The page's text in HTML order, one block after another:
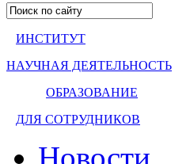
ИНСТИТУТ
НАУЧНАЯ ДЕЯТЕЛЬНОСТЬ
ОБРАЗОВАНИЕ
ДЛЯ СОТРУДНИКОВ